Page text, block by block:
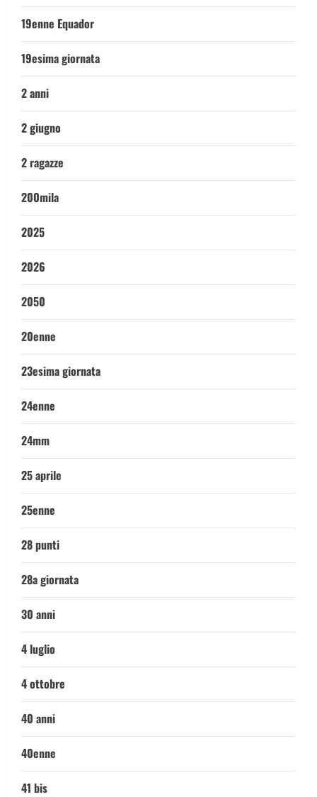
19enne Equador
19esima giornata
2 anni
2 giugno
2 ragazze
200mila
2025
2026
2050
20enne
23esima giornata
24enne
24mm
25 aprile
25enne
28 punti
28a giornata
30 anni
4 luglio
4 ottobre
40 anni
40enne
41 bis